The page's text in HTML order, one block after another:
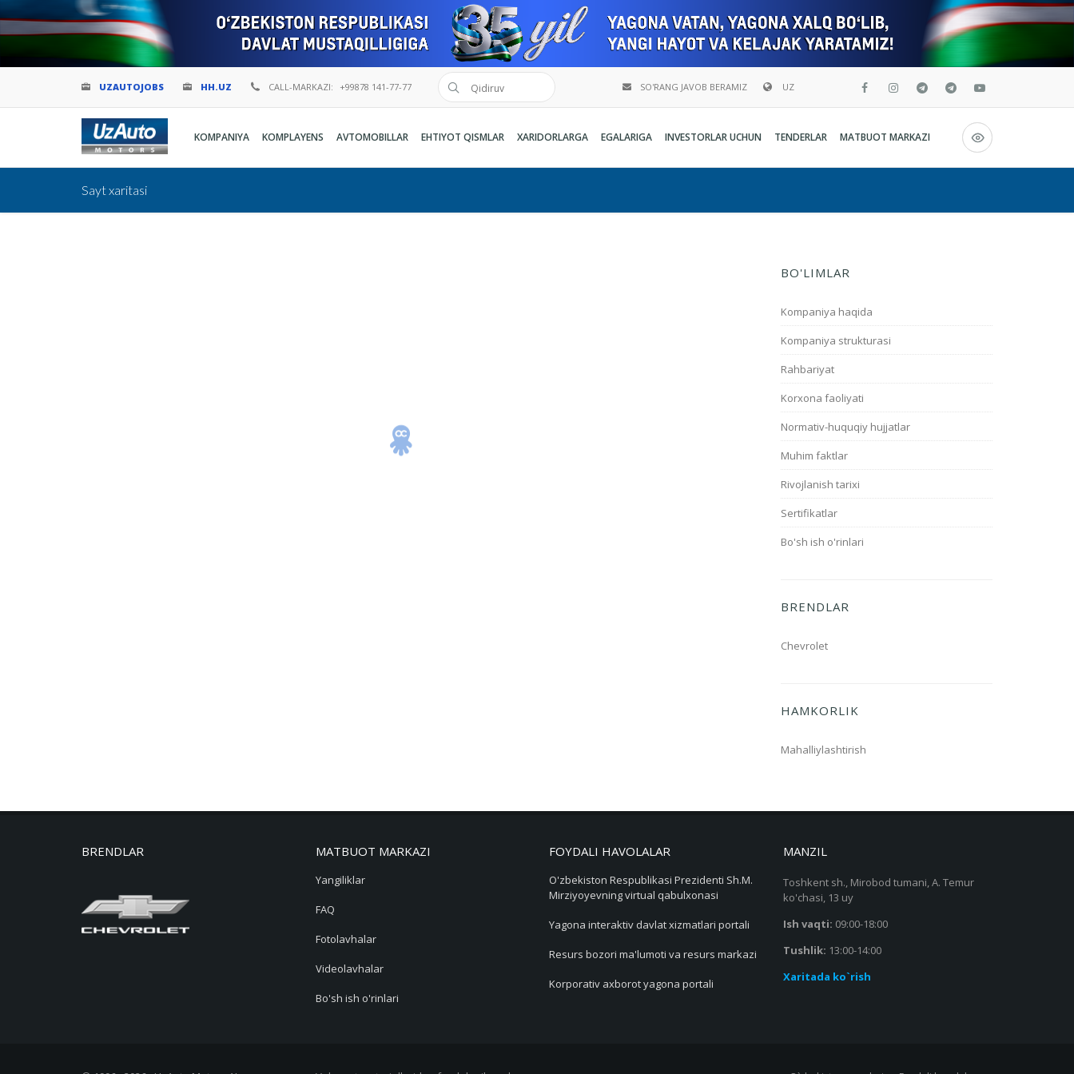
UZAUTOJOBS HH.UZ CALL-MARKAZI: +99878 141-77-77 UZ
O`zbekcha
English
SO'RANG JAVOB BERAMIZ
KOMPANIYA KOMPLAYENS AVTOMOBILLAR EHTIYOT QISMLAR XARIDORLARGA EGALARIGA INVESTORLAR UCHUN TENDERLAR MATBUOT MARKAZI
Sayt xaritasi
BO'LIMLAR
Kompaniya haqida
Kompaniya strukturasi
Rahbariyat
Korxona faoliyati
Normativ-huquqiy hujjatlar
Muhim faktlar
Rivojlanish tarixi
Sertifikatlar
Bo'sh ish o'rinlari
BRENDLAR
Chevrolet
HAMKORLIK
Mahalliylashtirish
BRENDLAR MATBUOT MARKAZI
Yangiliklar
FAQ
Fotolavhalar
Videolavhalar
Bo'sh ish o'rinlari
FOYDALI HAVOLALAR
O'zbekiston Respublikasi Prezidenti Sh.M.
Mirziyoyevning virtual qabulxonasi
Yagona interaktiv davlat xizmatlari portali
Resurs bozori ma'lumoti va resurs markazi
Korporativ axborot yagona portali
MANZIL
Toshkent sh., Mirobod tumani, A. Temur
ko'chasi, 13 uy
Ish vaqti: 09:00-18:00
Tushlik: 13:00-14:00
Xaritada ko`rish